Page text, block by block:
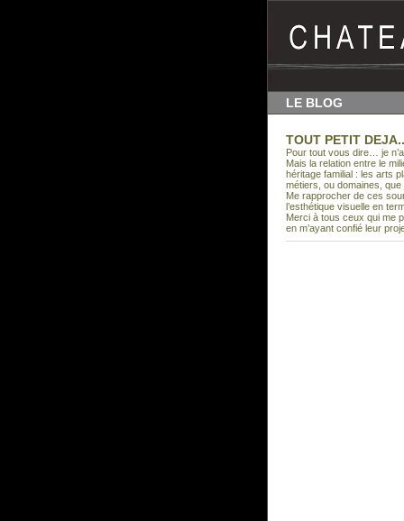
LE BLOG
TOUT PETIT
Pour tout vous dire… je
Mais la relation entre le
héritage familial : les arts
métiers, ou domaines, que
Me rapprocher de ces
l’esthétique visuelle en
Merci à tous ceux qui me
en m’ayant confié leur